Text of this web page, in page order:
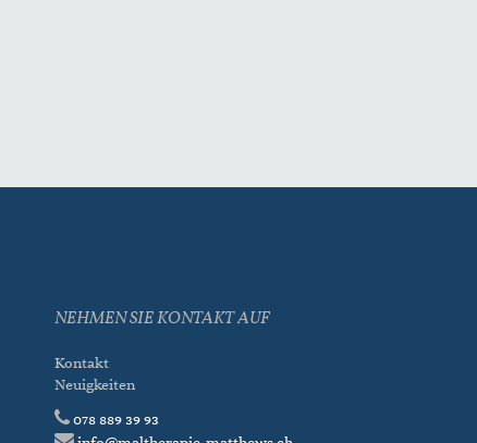
NEHMEN SIE KONTAKT AUF
Kontakt
Neuigkeiten
078 889 39 93